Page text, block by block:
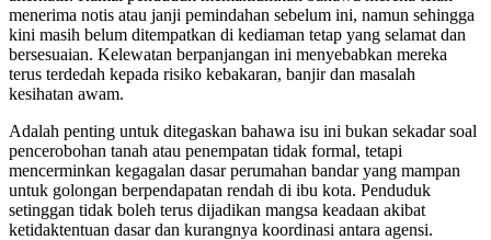
menerima notis atau janji pemindahan sebelum ini, namun sehingga
kini masih belum ditempatkan di kediaman tetap yang selamat dan
bersesuaian. Kelewatan berpanjangan ini menyebabkan mereka
terus terdedah kepada risiko kebakaran, banjir dan masalah
kesihatan awam.
Adalah penting untuk ditegaskan bahawa isu ini bukan sekadar soal
pencerobohan tanah atau penempatan tidak formal, tetapi
mencerminkan kegagalan dasar perumahan bandar yang mampan
untuk golongan berpendapatan rendah di ibu kota. Penduduk
setinggan tidak boleh terus dijadikan mangsa keadaan akibat
ketidaktentuan dasar dan kurangnya koordinasi antara agensi.